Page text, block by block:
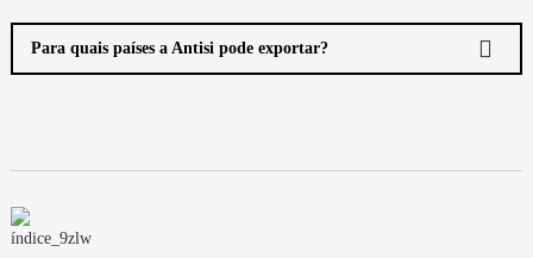
Para quais países a Antisi pode exportar?